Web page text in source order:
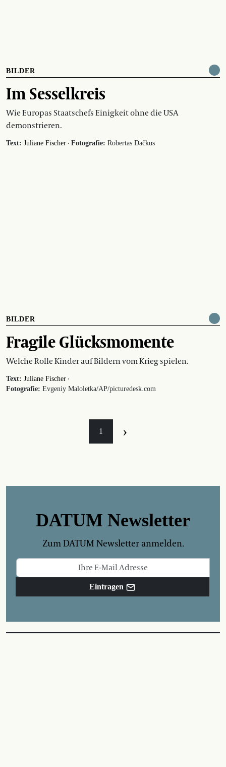
BILDER
Im Sesselkreis
Wie Europas Staatschefs Einigkeit ohne die USA
demonstrieren.
Text: Juliane Fischer · Fotografie: Robertas Dačkus
BILDER
Fragile Glücksmomente
Welche Rolle Kinder auf Bildern vom Krieg spielen.
Text: Juliane Fischer ·
Fotografie: Evgeniy Maloletka/AP/picturedesk.com
1 ›
DATUM Newsletter
Zum DATUM Newsletter anmelden.
Eintragen